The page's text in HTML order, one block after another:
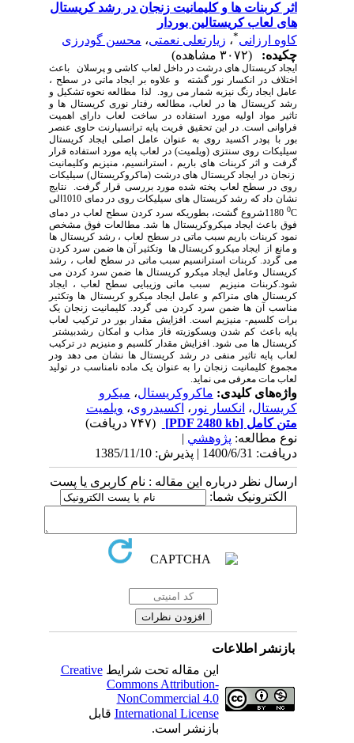
اثر کربنات ها و کلیمانیت زنجان در رشد کریستال
های لعاب کریستالین بوردار
کاوه ارزانی ،زیارتعلی نعمتی،محسن گودرزی
چکیده:
ایجاد کریستال های درشت در داخل لعاب کاشی و پرسلان باعث
اختلاف در انکسار نور گشته و علاوه بر ایجاد ماتی در سطح ،
عامل ایجاد رنگ نیزبه شمار می رود. لذا مطالعه نحوه تشکیل و
رشد کریستال ها در لعاب، مطالعه رفتار نوری کریستال ها و
تاثیر مواد اولیه مورد استفاده در ساختلعاب دارای اهمیت
فراوانی است. در این تحقیق فریت پایه ترانسپارنت حاوی عنصر
بور با پودر اکسید روی به عنوان عامل اصلی ایجاد کریستال
سیلیکات روی سنتزی (ویلمیت) در لعاب پایه مورد استفاده قرار
گرفت و اثر کربنات های باریم ، استرانسیم، منیزیم وکلیمانیت
زنجان در ایجاد کریستال های درشت (ماکروکریستال) سیلیکات
روی در سطح لعاب پخته شده مورد بررسی قرار گرفت. نتایج
نشان داد که رشد کریستال های سیلیکات روی در دمای 1010الی
0
1180شروع گشت، بطوریکه سرد کردن سطح لعاب در دمای
فوق باعث ایجاد میکروکریستال ها شد. مطالعات فوق مشخص
نمود کربنات باریم سبب ماتی در سطح لعاب ، رشد کریستال ها
و مانع از ایجاد میکرو کریستال ها وتکثیر آن ها ضمن سرد کردن
می گردد. کربنات استرانسیم سبب ماتی در سطح لعاب ، رشد
کریستال وعامل ایجاد میکرو کریستال ها ضمن سرد کردن می
شود.کربنات منیزیم سبب ماتی وزیبایی سطح لعاب ، ایجاد
کریستال های متراکم و عامل ایجاد میکرو کریستال ها وتکثیر
مناسب آن ها ضمن سرد کردن می گردد. کلیمانیت زنجان یک
برات کلسیم- منیزیم است. افزایش مقدار بور در ترکیب لعاب
پایه باعث کم شدن ویسکوزیته فاز مذاب و امکان رشدبیشتر
کریستال ها می شود. افزایش مقدار کلسیم و منیزیم در ترکیب
لعاب پایه تاثیر منفی در رشد کریستال ها نشان می دهد ودر
مجموع کلیمانیت زنجان را به عنوان یک ماده نامناسب در تولید
لعاب مات معرفی می نماید.
واژه‌های کلیدی:ماکروکریستال،میکرو
کریستال،انکسار نور، اکسیدروی،ویلمیت
متن کامل[PDF 2480 kb]
نوع مطالعه:پژوهشي|
دریافت: 1400/6/31 | پذیرش: 1385/11/10
ارسال نظر درباره این مقاله : نام کاربری یا پست
الکترونیک شما:
بازنشر اطلاعات
این مقاله تحت شرایطCreative
Commons Attribution-
NonCommercial 4.0
International Licenseقابل
بازنشر است.